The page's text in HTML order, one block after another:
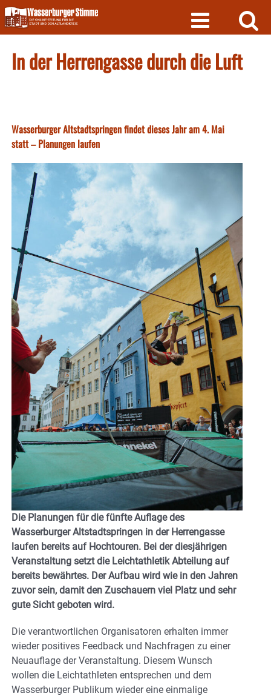
Skip
to
content
In der Herrengasse durch die Luft
Wasserburger Altstadtspringen findet dieses Jahr am 4. Mai
statt – Planungen laufen
Die Planungen für die fünfte Auflage des
Wasserburger Altstadtspringen in der Herrengasse
laufen bereits auf Hochtouren. Bei der diesjährigen
Veranstaltung setzt die Leichtathletik Abteilung auf
bereits bewährtes. Der Aufbau wird wie in den Jahren
zuvor sein, damit den Zuschauern viel Platz und sehr
gute Sicht geboten wird.
Die verantwortlichen Organisatoren erhalten immer
wieder positives Feedback und Nachfragen zu einer
Neuauflage der Veranstaltung. Diesem Wunsch
wollen die Leichtathleten entsprechen und dem
Wasserburger Publikum wieder eine einmalige